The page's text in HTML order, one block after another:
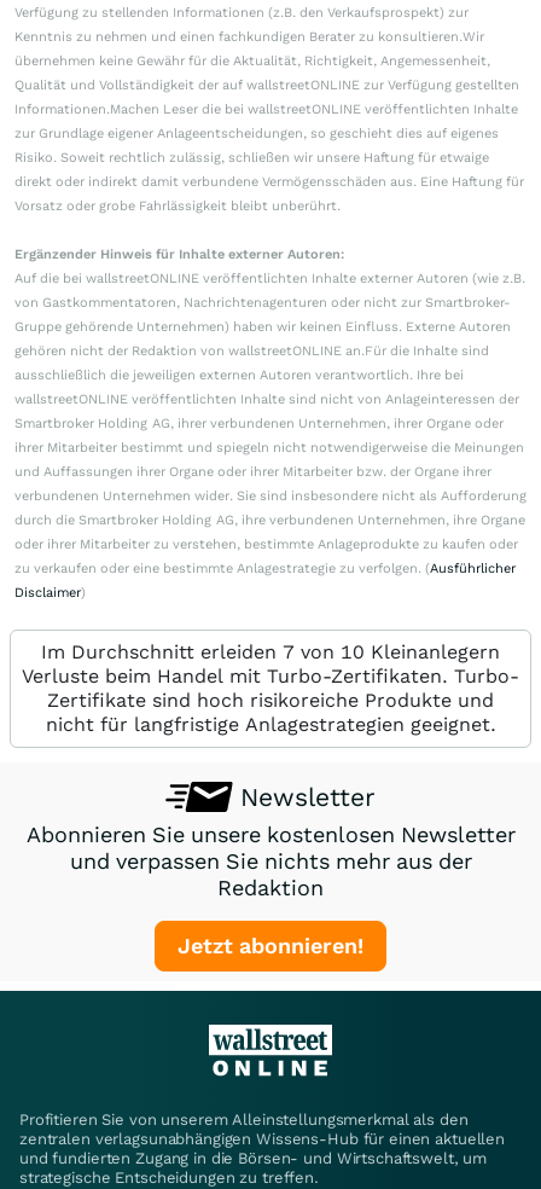
Verfügung zu stellenden Informationen (z.B. den Verkaufsprospekt) zur
Kenntnis zu nehmen und einen fachkundigen Berater zu konsultieren.Wir
übernehmen keine Gewähr für die Aktualität, Richtigkeit, Angemessenheit,
Qualität und Vollständigkeit der auf wallstreetONLINE zur Verfügung gestellten
Informationen.Machen Leser die bei wallstreetONLINE veröffentlichten Inhalte
zur Grundlage eigener Anlageentscheidungen, so geschieht dies auf eigenes
Risiko. Soweit rechtlich zulässig, schließen wir unsere Haftung für etwaige
direkt oder indirekt damit verbundene Vermögensschäden aus. Eine Haftung für
Vorsatz oder grobe Fahrlässigkeit bleibt unberührt.
Ergänzender Hinweis für Inhalte externer Autoren:
Auf die bei wallstreetONLINE veröffentlichten Inhalte externer Autoren (wie z.B.
von Gastkommentatoren, Nachrichtenagenturen oder nicht zur Smartbroker-
Gruppe gehörende Unternehmen) haben wir keinen Einfluss. Externe Autoren
gehören nicht der Redaktion von wallstreetONLINE an.Für die Inhalte sind
ausschließlich die jeweiligen externen Autoren verantwortlich. Ihre bei
wallstreetONLINE veröffentlichten Inhalte sind nicht von Anlageinteressen der
Smartbroker Holding AG, ihrer verbundenen Unternehmen, ihrer Organe oder
ihrer Mitarbeiter bestimmt und spiegeln nicht notwendigerweise die Meinungen
und Auffassungen ihrer Organe oder ihrer Mitarbeiter bzw. der Organe ihrer
verbundenen Unternehmen wider. Sie sind insbesondere nicht als Aufforderung
durch die Smartbroker Holding AG, ihre verbundenen Unternehmen, ihre Organe
oder ihrer Mitarbeiter zu verstehen, bestimmte Anlageprodukte zu kaufen oder
zu verkaufen oder eine bestimmte Anlagestrategie zu verfolgen. (Ausführlicher
Disclaimer)
Im Durchschnitt erleiden 7 von 10 Kleinanlegern
Verluste beim Handel mit Turbo-Zertifikaten. Turbo-
Zertifikate sind hoch risikoreiche Produkte und
nicht für langfristige Anlagestrategien geeignet.
Newsletter
Abonnieren Sie unsere kostenlosen Newsletter
und verpassen Sie nichts mehr aus der
Redaktion
Jetzt abonnieren!
Profitieren Sie von unserem Alleinstellungsmerkmal als den
zentralen verlagsunabhängigen Wissens-Hub für einen aktuellen
und fundierten Zugang in die Börsen- und Wirtschaftswelt, um
strategische Entscheidungen zu treffen.